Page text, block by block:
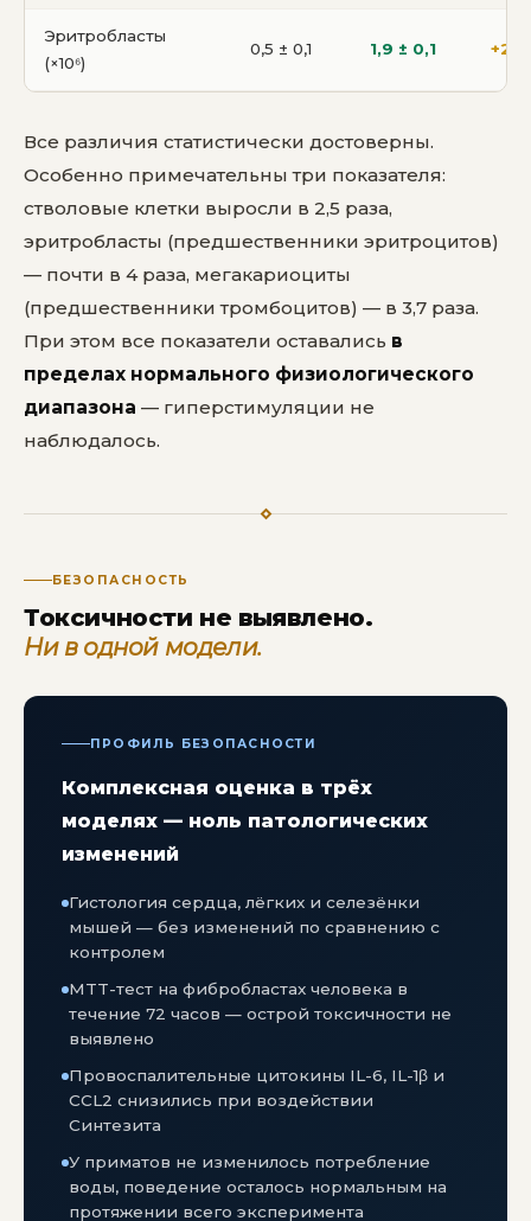
Эритробласты
(×10⁶)
0,5 ± 0,1 1,9 ± 0,1
Все различия статистически достоверны.
Особенно примечательны три показателя:
стволовые клетки выросли в 2,5 раза,
эритробласты (предшественники эритроцитов)
— почти в 4 раза, мегакариоциты
(предшественники тромбоцитов) — в 3,7 раза.
При этом все показатели оставались в
пределах нормального физиологического
диапазона — гиперстимуляции не
наблюдалось.
БЕЗОПАСНОСТЬ
Токсичности не выявлено.
Ни в одной модели.
ПРОФИЛЬ БЕЗОПАСНОСТИ
Комплексная оценка в трёх
моделях — ноль патологических
изменений
Гистология сердца, лёгких и селезёнки
мышей — без изменений по сравнению с
контролем
MTT-тест на фибробластах человека в
течение 72 часов — острой токсичности не
выявлено
Провоспалительные цитокины IL-6, IL-1β и
CCL2 снизились при воздействии
Синтезита
У приматов не изменилось потребление
воды, поведение осталось нормальным на
протяжении всего эксперимента